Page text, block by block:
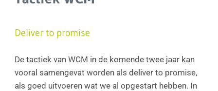
Deliver to promise
De tactiek van WCM in de komende twee jaar kan
vooral samengevat worden als deliver to promise,
als goed uitvoeren wat we al opgestart hebben. In